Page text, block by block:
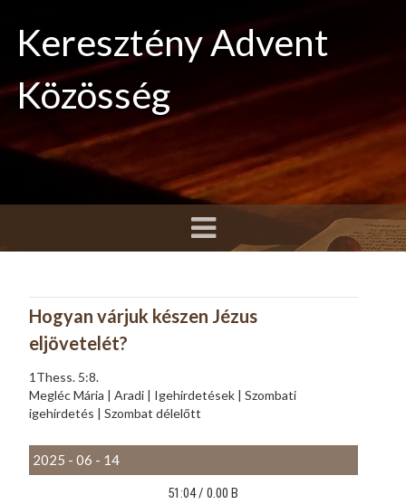
Keresztény Advent
Közösség
Hogyan várjuk készen Jézus
eljövetelét?
1Thess. 5:8.
Megléc Mária | Aradi | Igehirdetések | Szombati
igehirdetés | Szombat délelőtt
2025 - 06 - 14
51:04 / 0.00 B